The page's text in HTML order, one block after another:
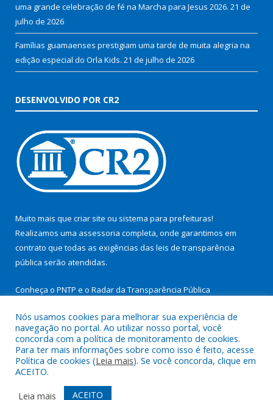
uma grande celebração de fé na Marcha para Jesus 2026. 21 de
julho de 2026
Famílias guamaenses prestigiam uma tarde de muita alegria na
edição especial do Orla Kids. 21 de julho de 2026
DESENVOLVIDO POR CR2
Muito mais que criar site ou sistema para prefeituras!
Realizamos uma assessoria completa, onde garantimos em
contrato que todas as exigências das leis de transparência
pública serão atendidas.
Conheça o PNTP e o Radar da Transparência Pública
Todos os direitos reservados a Prefeitura Municipal de São
Miguel do Guamá.
Mapa do Site
Acessar Área Administrativa
Nós usamos cookies para melhorar sua experiência de
navegação no portal. Ao utilizar nosso portal, você
concorda com a política de monitoramento de cookies.
Para ter mais informações sobre como isso é feito, acesse
Política de cookies (Leia mais). Se você concorda, clique em
ACEITO.
Leia mais
ACEITO